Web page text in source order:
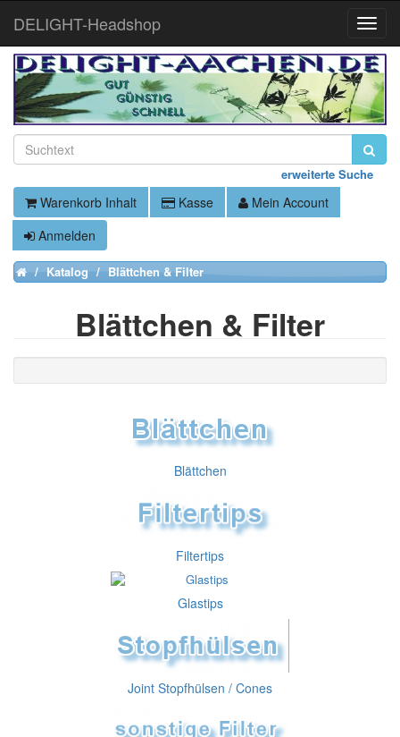
erweiterte Suche
Warenkorb Inhalt Kasse
Mein Account
Anmelden
HomeKatalog Blättchen & Filter
Blättchen & Filter
Blättchen
Filtertips
Glastips
Joint Stopfhülsen / Cones
Toggle
DELIGHT-Headshop